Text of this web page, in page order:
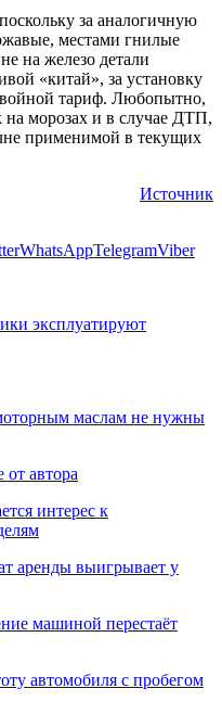
за аналогичную
местами гнилые
на железо детали
«китай», за установку
тариф. Любопытно,
на морозах и в случае ДТП,
применимой в текущих
Источник
WhatsAppTelegramViber
эксплуатируют
маслам не нужны
автора
интерес к
аренды выигрывает у
машиной перестаёт
автомобиля с пробегом